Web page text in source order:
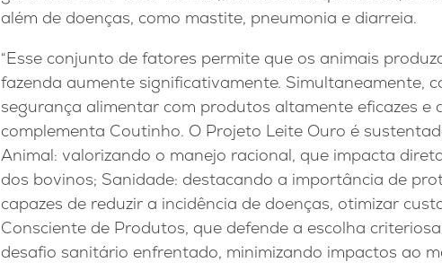
além de doenças, como mastite, pneumonia e diarreia.
“Esse conjunto de fatores permite que os animais
fazenda aumente significativamente. Simultaneamente,
segurança alimentar com produtos altamente eficazes e
complementa Coutinho. O Projeto Leite Ouro é
Animal: valorizando o manejo racional, que impacta
dos bovinos; Sanidade: destacando a importância de
capazes de reduzir a incidência de doenças, otimizar
Consciente de Produtos, que defende a escolha
desafio sanitário enfrentado, minimizando impactos ao